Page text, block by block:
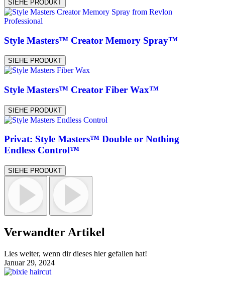
SIEHE PRODUKT
Style Masters™ Creator Memory Spray™
SIEHE PRODUKT
Style Masters™ Creator Fiber Wax™
SIEHE PRODUKT
Privat: Style Masters™ Double or Nothing
Endless Control™
SIEHE PRODUKT
Verwandter Artikel
Lies weiter, wenn dir dieses hier gefallen hat!
Januar 29, 2024